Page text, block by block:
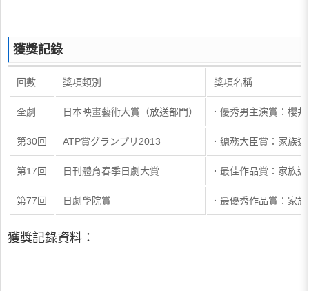
獲獎記錄
回數 獎項類別 獎項名稱
全劇 日本映畫藝術大賞（放送部門） · 優秀男主演賞：櫻
第30回 ATP賞グランプリ2013 · 總務大臣賞：家族遊
第17回 日刊體育春季日劇大賞 · 最佳作品賞：家族
第77回 日劇學院賞 · 最優秀作品賞：家
獲獎記錄資料：